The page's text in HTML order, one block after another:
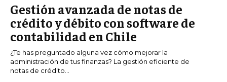
Gestión avanzada de notas de
crédito y débito con software de
contabilidad en Chile
¿Te has preguntado alguna vez cómo mejorar la
administración de tus finanzas? La gestión eficiente de
notas de crédito...